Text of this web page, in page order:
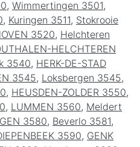
, Wimmertingen 3501,
, Kuringen 3511, Stokrooie
3520, Helchteren
HELCHTEREN
3540, HERK-DE-STAD
3545, Loksbergen 3545,
, HEUSDEN-ZOLDER 3550,
, LUMMEN 3560, Meldert
3580, Beverlo 3581,
3590, GENK